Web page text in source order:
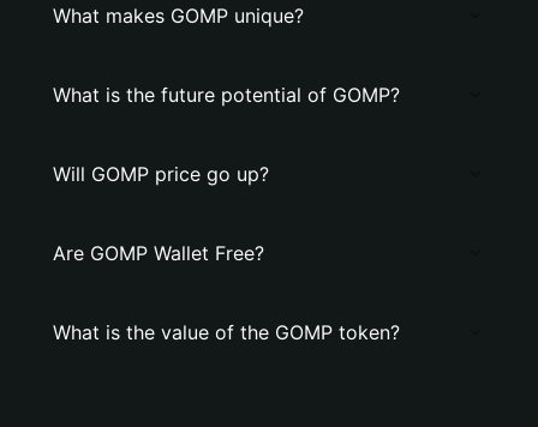
What makes GOMP unique?
What is the future potential of GOMP?
Will GOMP price go up?
Are GOMP Wallet Free?
What is the value of the GOMP token?